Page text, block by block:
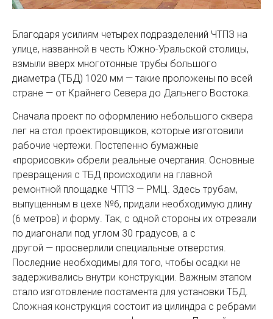
Благодаря усилиям четырех подразделений ЧТПЗ на
улице, названной в честь Южно-Уральской столицы,
взмыли вверх многотонные трубы большого
диаметра (ТБД) 1020 мм — такие проложены по всей
стране — от Крайнего Севера до Дальнего Востока.
Сначала проект по оформлению небольшого сквера
лег на стол проектировщиков, которые изготовили
рабочие чертежи. Постепенно бумажные
«прорисовки» обрели реальные очертания. Основные
превращения с ТБД происходили на главной
ремонтной площадке ЧТПЗ — РМЦ. Здесь трубам,
выпущенным в цехе №6, придали необходимую длину
(6 метров) и форму. Так, с одной стороны их отрезали
по диагонали под углом 30 градусов, а с
другой — просверлили специальные отверстия.
Последние необходимы для того, чтобы осадки не
задерживались внутри конструкции. Важным этапом
стало изготовление постамента для установки ТБД.
Сложная конструкция состоит из цилиндра с реб­рами